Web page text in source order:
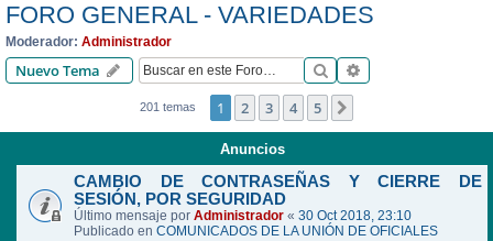
FORO GENERAL - VARIEDADES
Moderador: Administrador
Nuevo Tema Buscar
201 temas 1 2 3 4 5
Anuncios
CAMBIO DE CONTRASEÑAS Y CIERRE DE
SESIÓN, POR SEGURIDAD
Último mensaje por Administrador « 30 Oct 2018, 23:10
Publicado en COMUNICADOS DE LA UNIÓN DE OFICIALES